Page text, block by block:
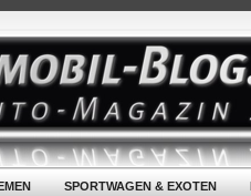
SPORTWAGEN & EXOTEN